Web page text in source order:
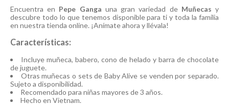
Encuentra en Pepe Ganga una gran variedad de Muñecas y
descubre todo lo que tenemos disponible para ti y toda la familia
en nuestra tienda online. ¡Anímate ahora y llévala!
Características:
Incluye muñeca, babero, cono de helado y barra de chocolate
de juguete.
Otras muñecas o sets de Baby Alive se venden por separado.
Sujeto a disponibilidad.
Recomendado para niñas mayores de 3 años.
Hecho en Vietnam.